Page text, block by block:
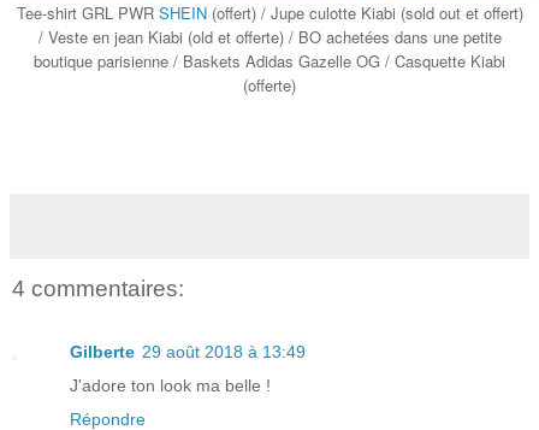
Tee-shirt GRL PWR SHEIN (offert) / Jupe culotte Kiabi (sold out et offert)
/ Veste en jean Kiabi (old et offerte) / BO achetées dans une petite
boutique parisienne / Baskets Adidas Gazelle OG / Casquette Kiabi
(offerte)
4 commentaires:
Gilberte 29 août 2018 à 13:49
J'adore ton look ma belle !
Répondre